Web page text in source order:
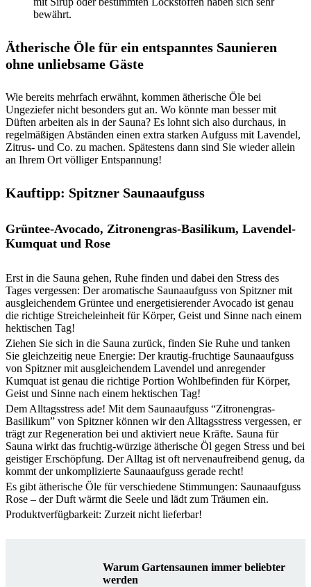
bewährt.
Ätherische Öle für ein entspanntes Saunieren
ohne unliebsame Gäste
Wie bereits mehrfach erwähnt, kommen ätherische Öle bei
Ungeziefer nicht besonders gut an. Wo könnte man besser mit
Düften arbeiten als in der Sauna? Es lohnt sich also durchaus, in
regelmäßigen Abständen einen extra starken Aufguss mit Lavendel,
Zitrus- und Co. zu machen. Spätestens dann sind Sie wieder allein
an Ihrem Ort völliger Entspannung!
Kauftipp: Spitzner Saunaaufguss
Grüntee-Avocado, Zitronengras-Basilikum, Lavendel-
Kumquat und Rose
Erst in die Sauna gehen, Ruhe finden und dabei den Stress des
Tages vergessen: Der aromatische Saunaaufguss von Spitzner mit
ausgleichendem Grüntee und energetisierender Avocado ist genau
die richtige Streicheleinheit für Körper, Geist und Sinne nach einem
hektischen Tag!
Ziehen Sie sich in die Sauna zurück, finden Sie Ruhe und tanken
Sie gleichzeitig neue Energie: Der krautig-fruchtige Saunaaufguss
von Spitzner mit ausgleichendem Lavendel und anregender
Kumquat ist genau die richtige Portion Wohlbefinden für Körper,
Geist und Sinne nach einem hektischen Tag!
Dem Alltagsstress ade! Mit dem Saunaaufguss “Zitronengras-
Basilikum” von Spitzner können wir den Alltagsstress vergessen, er
trägt zur Regeneration bei und aktiviert neue Kräfte. Sauna für
Sauna wirkt das fruchtig-würzige ätherische Öl gegen Stress und bei
geistiger Erschöpfung. Der Alltag ist oft nervenaufreibend genug, da
kommt der unkomplizierte Saunaaufguss gerade recht!
Es gibt ätherische Öle für verschiedene Stimmungen: Saunaaufguss
Rose – der Duft wärmt die Seele und lädt zum Träumen ein.
Produktverfügbarkeit: Zurzeit nicht lieferbar!
Warum Gartensaunen immer beliebter
werden